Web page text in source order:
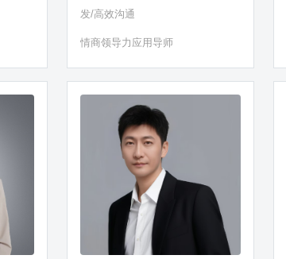
发/高效沟通
情商领导力应用导师